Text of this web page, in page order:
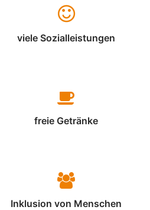
viele Sozialleistungen
freie Getränke
Inklusion von Menschen